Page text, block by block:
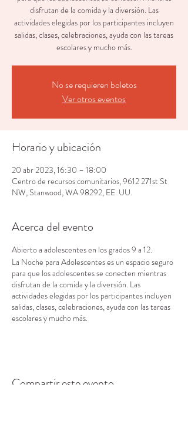
disfrutan de la comida y la diversión. Las
actividades elegidas por los participantes incluyen
salidas, clases, celebraciones, ayuda con las tareas
escolares y mucho más.
No se requieren boletos
Ver otros eventos
Horario y ubicación
20 abr 2023, 16:30 – 18:00
Centro de recursos comunitarios, 9612 271st St
NW, Stanwood, WA 98292, EE. UU.
Acerca del evento
Abierto a adolescentes en los grados 9 a 12.
La Noche para Adolescentes es un espacio seguro
para que los adolescentes se conecten mientras
disfrutan de la comida y la diversión. Las
actividades elegidas por los participantes incluyen
salidas, clases, celebraciones, ayuda con las tareas
escolares y mucho más.
Compartir este evento